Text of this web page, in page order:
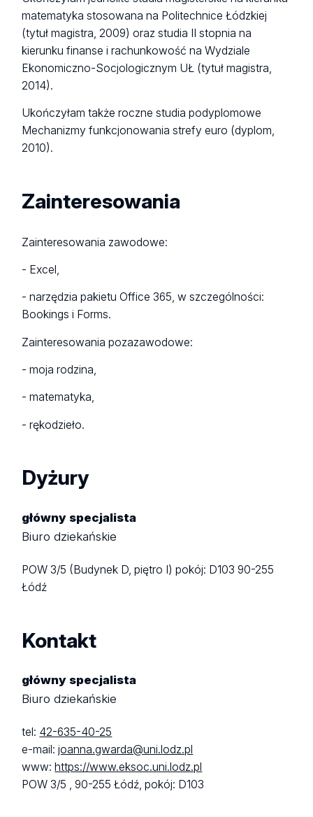
matematyka stosowana na Politechnice Łódzkiej
(tytuł magistra, 2009) oraz studia II stopnia na
kierunku finanse i rachunkowość na Wydziale
Ekonomiczno-Socjologicznym UŁ (tytuł magistra,
2014).
Ukończyłam także roczne studia podyplomowe
Mechanizmy funkcjonowania strefy euro (dyplom,
2010).
Zainteresowania
Zainteresowania zawodowe:
- Excel,
- narzędzia pakietu Office 365, w szczególności:
Bookings i Forms.
Zainteresowania pozazawodowe:
- moja rodzina,
- matematyka,
- rękodzieło.
Dyżury
główny specjalista
Biuro dziekańskie
POW 3/5 (Budynek D, piętro I)pokój: D10390-255
Łódź
Kontakt
główny specjalista
Biuro dziekańskie
tel: 42-635-40-25
e-mail:joanna.gwarda@uni.lodz.pl
www:https://www.eksoc.uni.lodz.pl
POW 3/5 ,90-255 Łódź,pokój: D103